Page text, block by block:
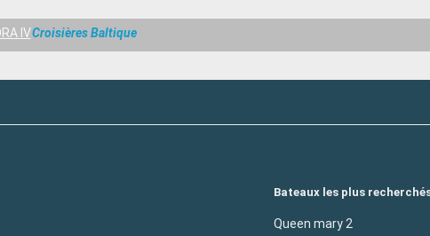
IVCroisières Baltique
Bateaux les plus
Queen mary 2